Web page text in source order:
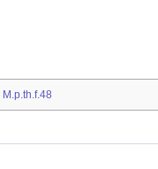
M.p.th.f.48